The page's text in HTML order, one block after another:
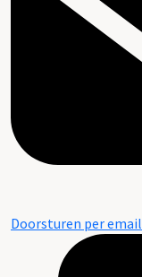
Doorsturen per email